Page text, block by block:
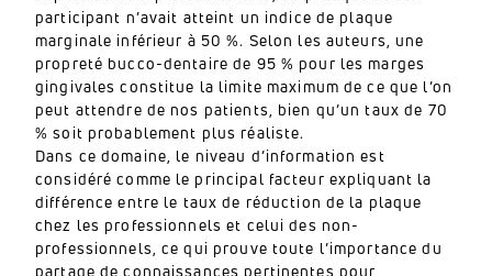
participant n’avait atteint un indice de plaque
marginale inférieur à 50 %. Selon les auteurs, une
propreté bucco-dentaire de 95 % pour les marges
gingivales constitue la limite maximum de ce que l’on
peut attendre de nos patients, bien qu’un taux de 70
% soit probablement plus réaliste.
Dans ce domaine, le niveau d’information est
considéré comme le principal facteur expliquant la
différence entre le taux de réduction de la plaque
chez les professionnels et celui des non-
professionnels, ce qui prouve toute l’importance du
partage de connaissances pertinentes pour